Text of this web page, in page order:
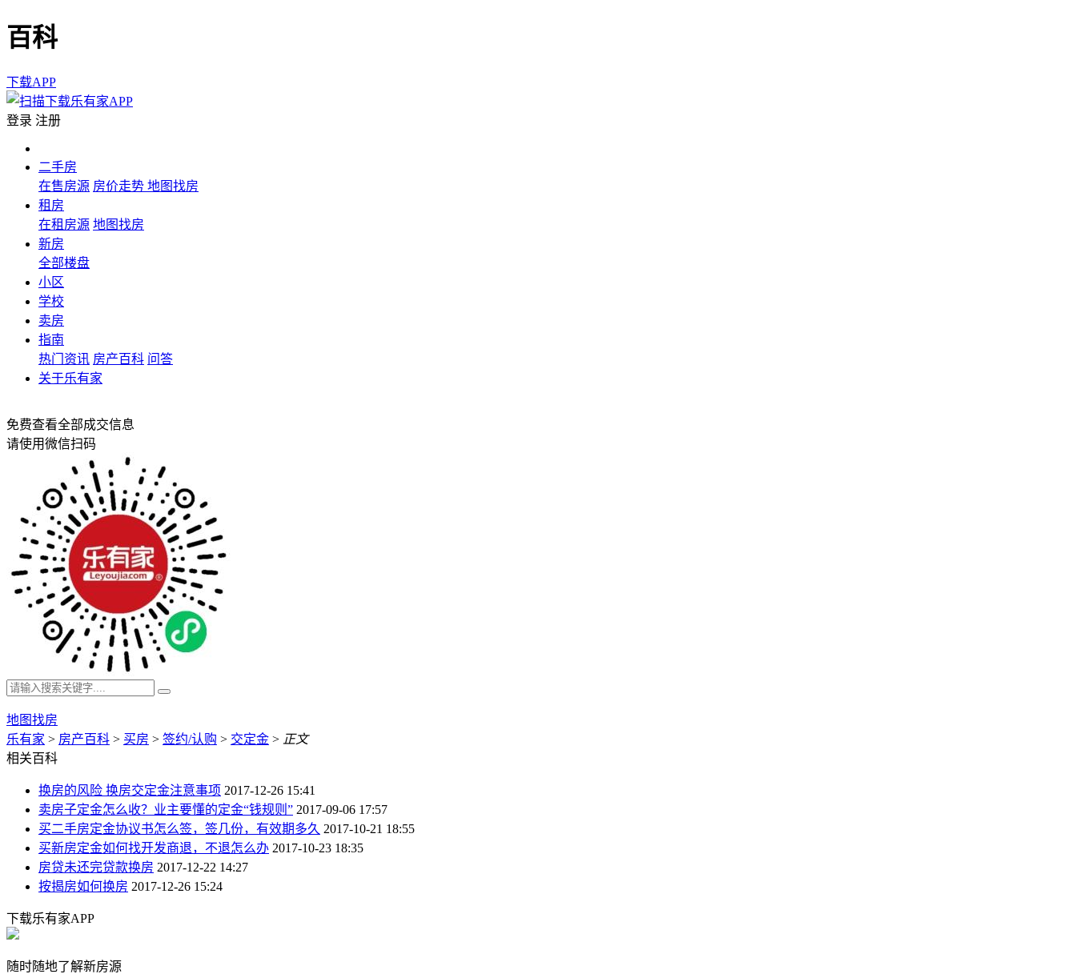
百科
下载APP
登录 注册
二手房
在售房源 房价走势 地图找房
租房
在租房源 地图找房
新房
全部楼盘
小区
学校
卖房
指南
热门资讯 房产百科 问答
关于乐有家
免费查看全部成交信息
请使用微信扫码
地图找房
乐有家 > 房产百科 > 买房 > 签约/认购 > 交定金 > 正文
相关百科
换房的风险 换房交定金注意事项 2017-12-26 15:41
卖房子定金怎么收？业主要懂的定金“钱规则” 2017-09-06 17:57
买二手房定金协议书怎么签，签几份，有效期多久 2017-10-21 18:55
买新房定金如何找开发商退，不退怎么办 2017-10-23 18:35
房贷未还完贷款换房 2017-12-22 14:27
按揭房如何换房 2017-12-26 15:24
下载乐有家APP
随时随地了解新房源